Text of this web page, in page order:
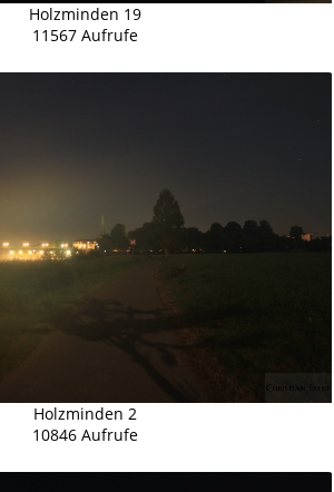
Holzminden 19
11567 Aufrufe
Holzminden 2
10846 Aufrufe